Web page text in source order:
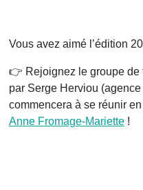
Vous avez aimé l’édition
👉 Rejoignez le groupe de
par Serge Herviou
commencera à se réunir
Anne Fromage-Mariette !